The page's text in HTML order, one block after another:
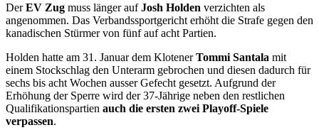
DerEV Zug muss länger aufJosh Holden verzichten als
angenommen. Das Verbandssportgericht erhöht die Strafe gegen den
kanadischen Stürmer von fünf auf acht Partien.
Holden hatte am 31. Januar dem KlotenerTommi Santala mit
einem Stockschlag den Unterarm gebrochen und diesen dadurch für
sechs bis acht Wochen ausser Gefecht gesetzt. Aufgrund der
Erhöhung der Sperre wird der 37-Jährige neben den restlichen
Qualifikationspartien auch die ersten zwei Playoff-Spiele
verpassen.